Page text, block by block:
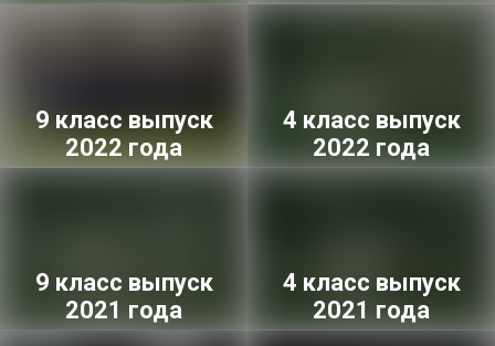
9 класс выпуск
2022 года
4 класс выпуск
2022 года
9 класс выпуск
2021 года
4 класс выпуск
2021 года